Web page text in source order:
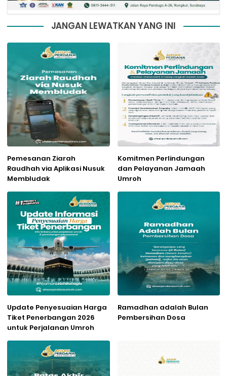
JANGAN LEWATKAN YANG INI
Pemesanan Ziarah
Raudhah via Aplikasi Nusuk
Membludak
Komitmen Perlindungan
dan Pelayanan Jamaah
Umroh
Update Penyesuaian Harga
Tiket Penerbangan 2026
untuk Perjalanan Umroh
Ramadhan adalah Bulan
Pembersihan Dosa